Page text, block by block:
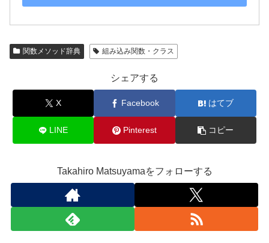
関数メソッド辞典 組み込み関数・クラス
シェアする
X Facebook はてブ
LINE Pinterest コピー
Takahiro Matsuyamaをフォローする